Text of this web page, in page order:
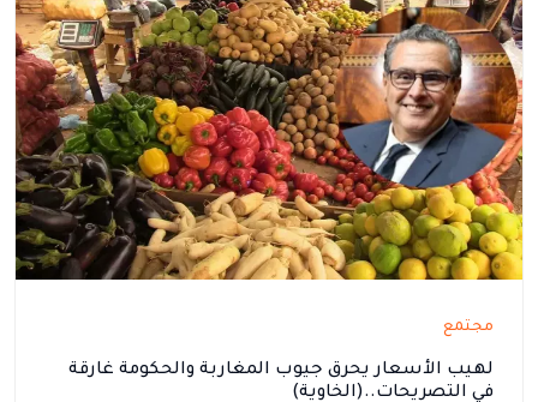
مجتمع
لهيب الأسعار يحرق جيوب المغاربة والحكومة غارقة
في التصريحات..(الخاوية)